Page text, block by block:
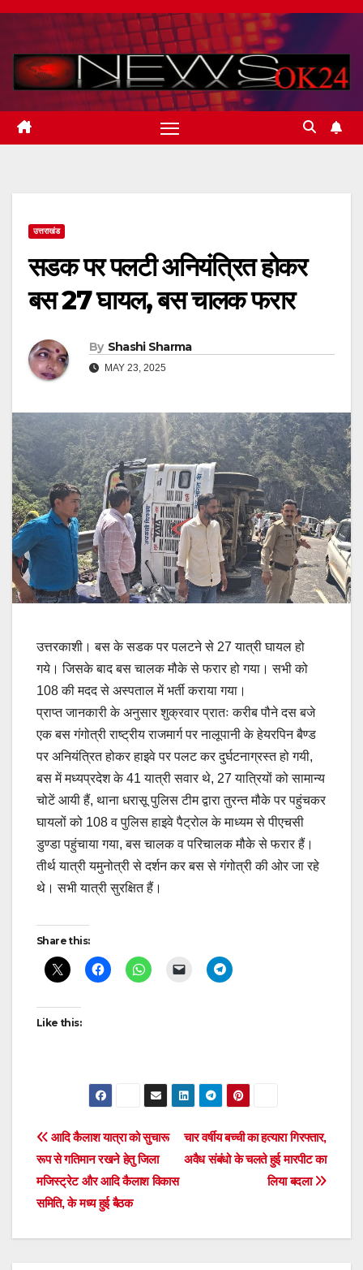
Skip
content
उत्तराखंड
सडक पर पलटी अनियंत्रित होकर
बस 27 घायल, बस चालक फरार
By Shashi Sharma
MAY 23, 2025
उत्तरकाशी। बस के सडक पर पलटने से 27 यात्री घायल हो
गये। जिसके बाद बस चालक मौके से फरार हो गया। सभी को
108 की मदद से अस्पताल में भर्ती कराया गया।
प्राप्त जानकारी के अनुसार शुक्रवार प्रातः करीब पौने दस बजे
एक बस गंगोत्री राष्ट्रीय राजमार्ग पर नालूपानी के हेयरपिन बैण्ड
पर अनियंत्रित होकर हाइवे पर पलट कर दुर्घटनाग्रस्त हो गयी,
बस में मध्यप्रदेश के 41 यात्री सवार थे, 27 यात्रियों को सामान्य
चोटें आयी हैं, थाना धरासू पुलिस टीम द्वारा तुरन्त मौके पर पहुंचकर
घायलों को 108 व पुलिस हाइवे पैट्रोल के माध्यम से पीएचसी
डुण्डा पहुंचाया गया, बस चालक व परिचालक मौके से फरार हैं।
तीर्थ यात्री यमुनोत्री से दर्शन कर बस से गंगोत्री की ओर जा रहे
थे। सभी यात्री सुरक्षित हैं।
Continue
Reading
Share this:
Like this:
Post
navigation
चार वर्षीय बच्ची का हत्यारा गिरफ्तार,
अवैध संबंधो के चलते हुई मारपीट का
लिया बदला
आदि कैलाश यात्रा को सुचारू
रूप से गतिमान रखने हेतु जिला
मजिस्ट्रेट और आदि कैलाश विकास
समिति, के मध्य हुई बैठक